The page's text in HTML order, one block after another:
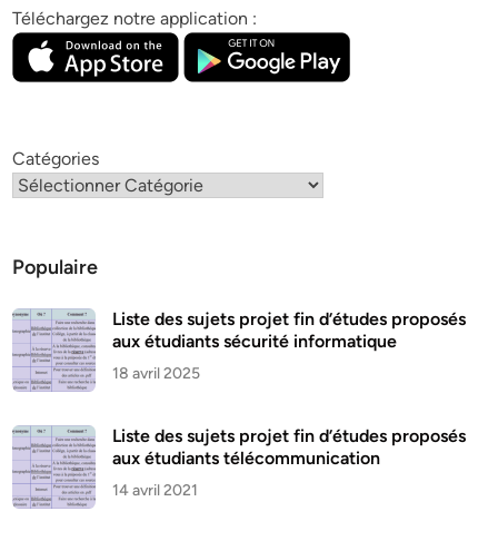
Téléchargez notre application :
Catégories
Populaire
Liste des sujets projet fin d’études proposés
aux étudiants sécurité informatique
18 avril 2025
Liste des sujets projet fin d’études proposés
aux étudiants télécommunication
14 avril 2021